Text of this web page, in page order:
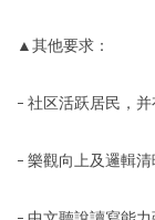
▲其他要求：
– 社区活跃居民，并
– 樂觀向上及邏輯清